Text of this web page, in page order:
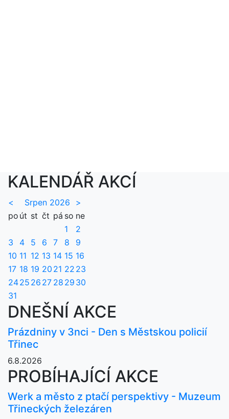
KALENDÁŘ AKCÍ
< Srpen 2026
>
po út st čt pá so ne
1
2
3
4 5 6 7 8
9
10 11 12 13 14 15 16
17 18 19 20 21 22 23
2425 26 27 28 29 30
31
DNEŠNÍ AKCE
Prázdniny v 3nci - Den s Městskou policií
Třinec
6.8.2026
PROBÍHAJÍCÍ AKCE
Werk a město z ptačí perspektivy - Muzeum
Třineckých železáren